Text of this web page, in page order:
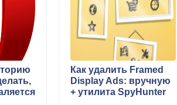
Как удалить Framed
Display Ads: вручную
+ утилита SpyHunter